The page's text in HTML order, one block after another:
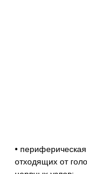
•
отходящих от